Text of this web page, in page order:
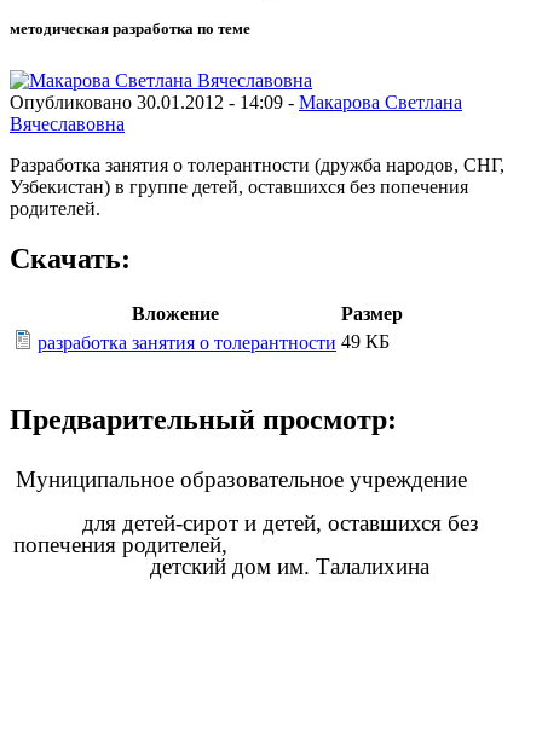
методическая разработка по теме
Опубликовано 30.01.2012 - 14:09 - Макарова Светлана
Вячеславовна
Разработка занятия о толерантности (дружба народов, СНГ,
Узбекистан) в группе детей, оставшихся без попечения
родителей.
Скачать:
Вложение
Размер
разработка занятия о толерантности 49 КБ
Предварительный просмотр:
Муниципальное образовательное учреждение
для детей-сирот и детей, оставшихся без
попечения родителей,
детский дом им. Талалихина